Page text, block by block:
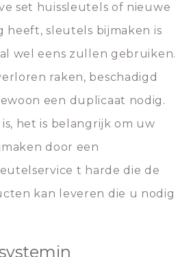
set huissleutels of nieuwe
heeft, sleutels bijmaken is
wel eens zullen gebruiken.
raken, beschadigd
een duplicaat nodig.
het is belangrijk om uw
door een
t harde die de
kan leveren die u nodig